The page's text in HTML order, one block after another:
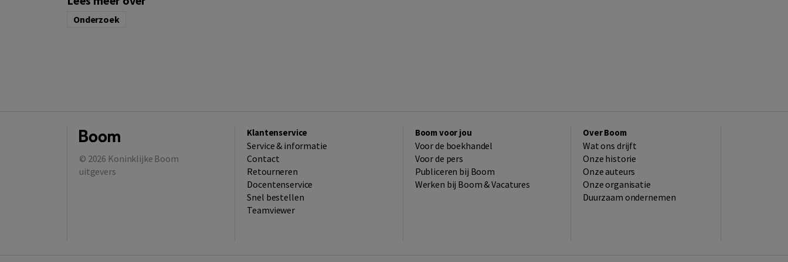
Onderzoek
© 2026 Koninklijke Boom
uitgevers
Klantenservice
Service & informatie
Contact
Retourneren
Docentenservice
Snel bestellen
Teamviewer
Boom voor jou
Voor de boekhandel
Voor de pers
Publiceren bij Boom
Werken bij Boom & Vacatures
Over Boom
Wat ons drijft
Onze historie
Onze auteurs
Onze organisatie
Duurzaam ondernemen